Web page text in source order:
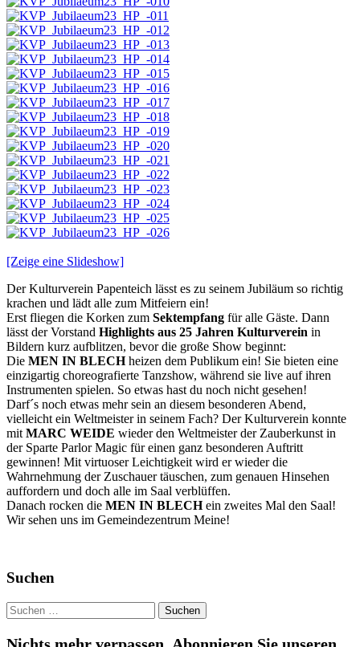
[Zeige eine Slideshow]
Der Kulturverein Papenteich lässt es zu seinem Jubiläum so richtig
krachen und lädt alle zum Mitfeiern ein!
Erst fliegen die Korken zum Sektempfang für alle Gäste. Dann
lässt der Vorstand Highlights aus 25 Jahren Kulturverein in
Bildern kurz aufblitzen, bevor die große Show beginnt:
Die MEN IN BLECHheizen dem Publikum ein! Sie bieten eine
einzigartig choreografierte Tanzshow, während sie live auf ihren
Instrumenten spielen. So etwas hast du noch nicht gesehen!
Darf´s noch etwas mehr sein an diesem besonderen Abend,
vielleicht ein Weltmeister in seinem Fach? Der Kulturverein konnte
mit MARC WEIDE wieder den Weltmeister der Zauberkunst in
der Sparte Parlor Magic für einen ganz besonderen Auftritt
gewinnen! Mit virtuoser Leichtigkeit wird er wieder die
Wahrnehmung der Zuschauer täuschen, zum genauen Hinsehen
auffordern und doch alle im Saal verblüffen.
Danach rocken die MEN IN BLECHein zweites Mal den Saal!
Wir sehen uns im Gemeindezentrum Meine!
Suchen
Suchen
nach: